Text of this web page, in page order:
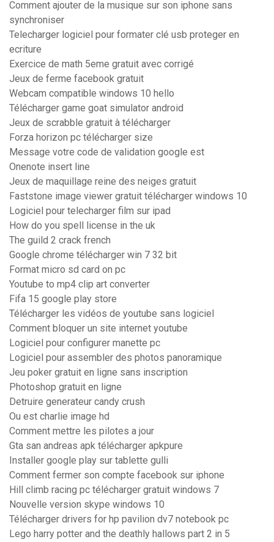
Comment ajouter de la musique sur son iphone sans
synchroniser
Telecharger logiciel pour formater clé usb proteger en
ecriture
Exercice de math 5eme gratuit avec corrigé
Jeux de ferme facebook gratuit
Webcam compatible windows 10 hello
Télécharger game goat simulator android
Jeux de scrabble gratuit à télécharger
Forza horizon pc télécharger size
Message votre code de validation google est
Onenote insert line
Jeux de maquillage reine des neiges gratuit
Faststone image viewer gratuit télécharger windows 10
Logiciel pour telecharger film sur ipad
How do you spell license in the uk
The guild 2 crack french
Google chrome télécharger win 7 32 bit
Format micro sd card on pc
Youtube to mp4 clip art converter
Fifa 15 google play store
Télécharger les vidéos de youtube sans logiciel
Comment bloquer un site internet youtube
Logiciel pour configurer manette pc
Logiciel pour assembler des photos panoramique
Jeu poker gratuit en ligne sans inscription
Photoshop gratuit en ligne
Detruire generateur candy crush
Ou est charlie image hd
Comment mettre les pilotes a jour
Gta san andreas apk télécharger apkpure
Installer google play sur tablette gulli
Comment fermer son compte facebook sur iphone
Hill climb racing pc télécharger gratuit windows 7
Nouvelle version skype windows 10
Télécharger drivers for hp pavilion dv7 notebook pc
Lego harry potter and the deathly hallows part 2 in 5